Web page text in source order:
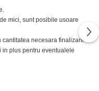
mici, sunt posibile usoare
necesara finalizarii
in plus pentru eventualele